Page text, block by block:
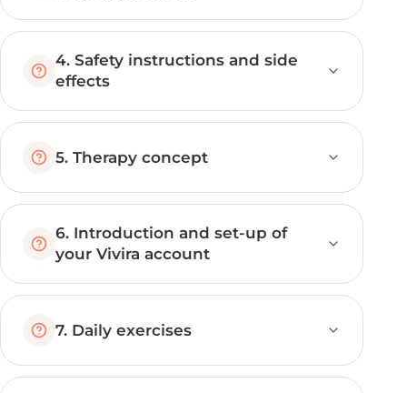
4. Safety instructions and side
effects
5. Therapy concept
6. Introduction and set-up of
your Vivira account
7. Daily exercises